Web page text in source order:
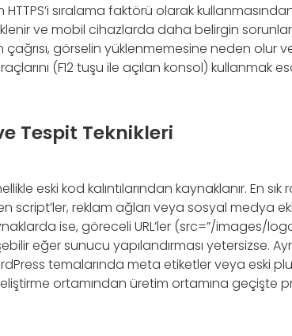
HTTPS’i sıralama faktörü olarak
ve mobil cihazlarda daha belirgin sorunlar
çağrısı, görselin yüklenmemesine neden olur
(F12 tuşu ile açılan konsol) kullanmak
Tespit Teknikleri
eski kod kalıntılarından kaynaklanır. En
script’ler, reklam ağları veya sosyal medya
ise, göreceli URL’ler (src=”/images/
eğer sunucu yapılandırması yetersizse.
temalarında meta etiketler veya eski
ortamından üretim ortamına geçişte